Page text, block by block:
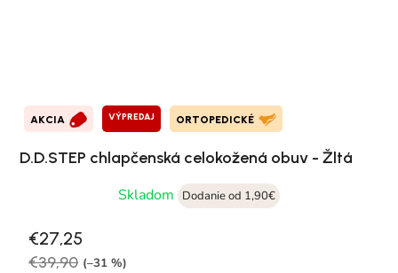
AKCIA VÝPREDAJ ORTOPEDICKÉ
D.D.STEP chlapčenská celokožená obuv - Žltá
Skladom
Dodanie od 1,90€
€27,25
€39,90 (–31 %)